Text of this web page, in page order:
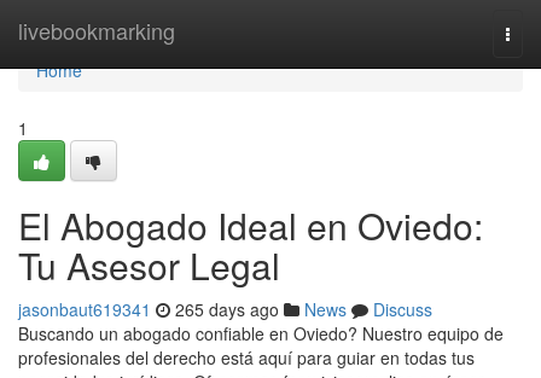
livebookmarking
Home
Home
1
El Abogado Ideal en Oviedo:
Tu Asesor Legal
jasonbaut619341 265 days ago News
Discuss
Buscando un abogado confiable en Oviedo? Nuestro equipo de
profesionales del derecho está aquí para guiar en todas tus